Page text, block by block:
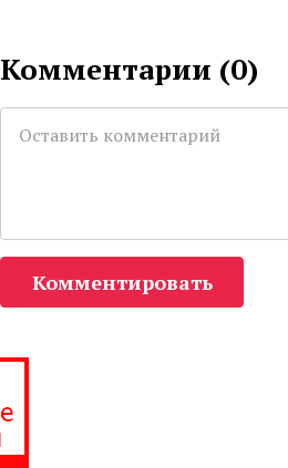
Комментарии (0)
Комментировать